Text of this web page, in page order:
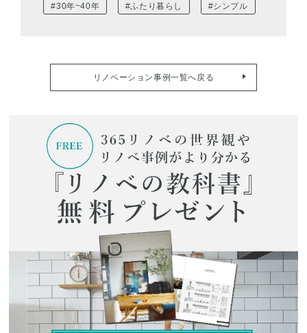
#30年~40年 #ふたり暮らし #シンプル
リノベーション事例一覧へ戻る